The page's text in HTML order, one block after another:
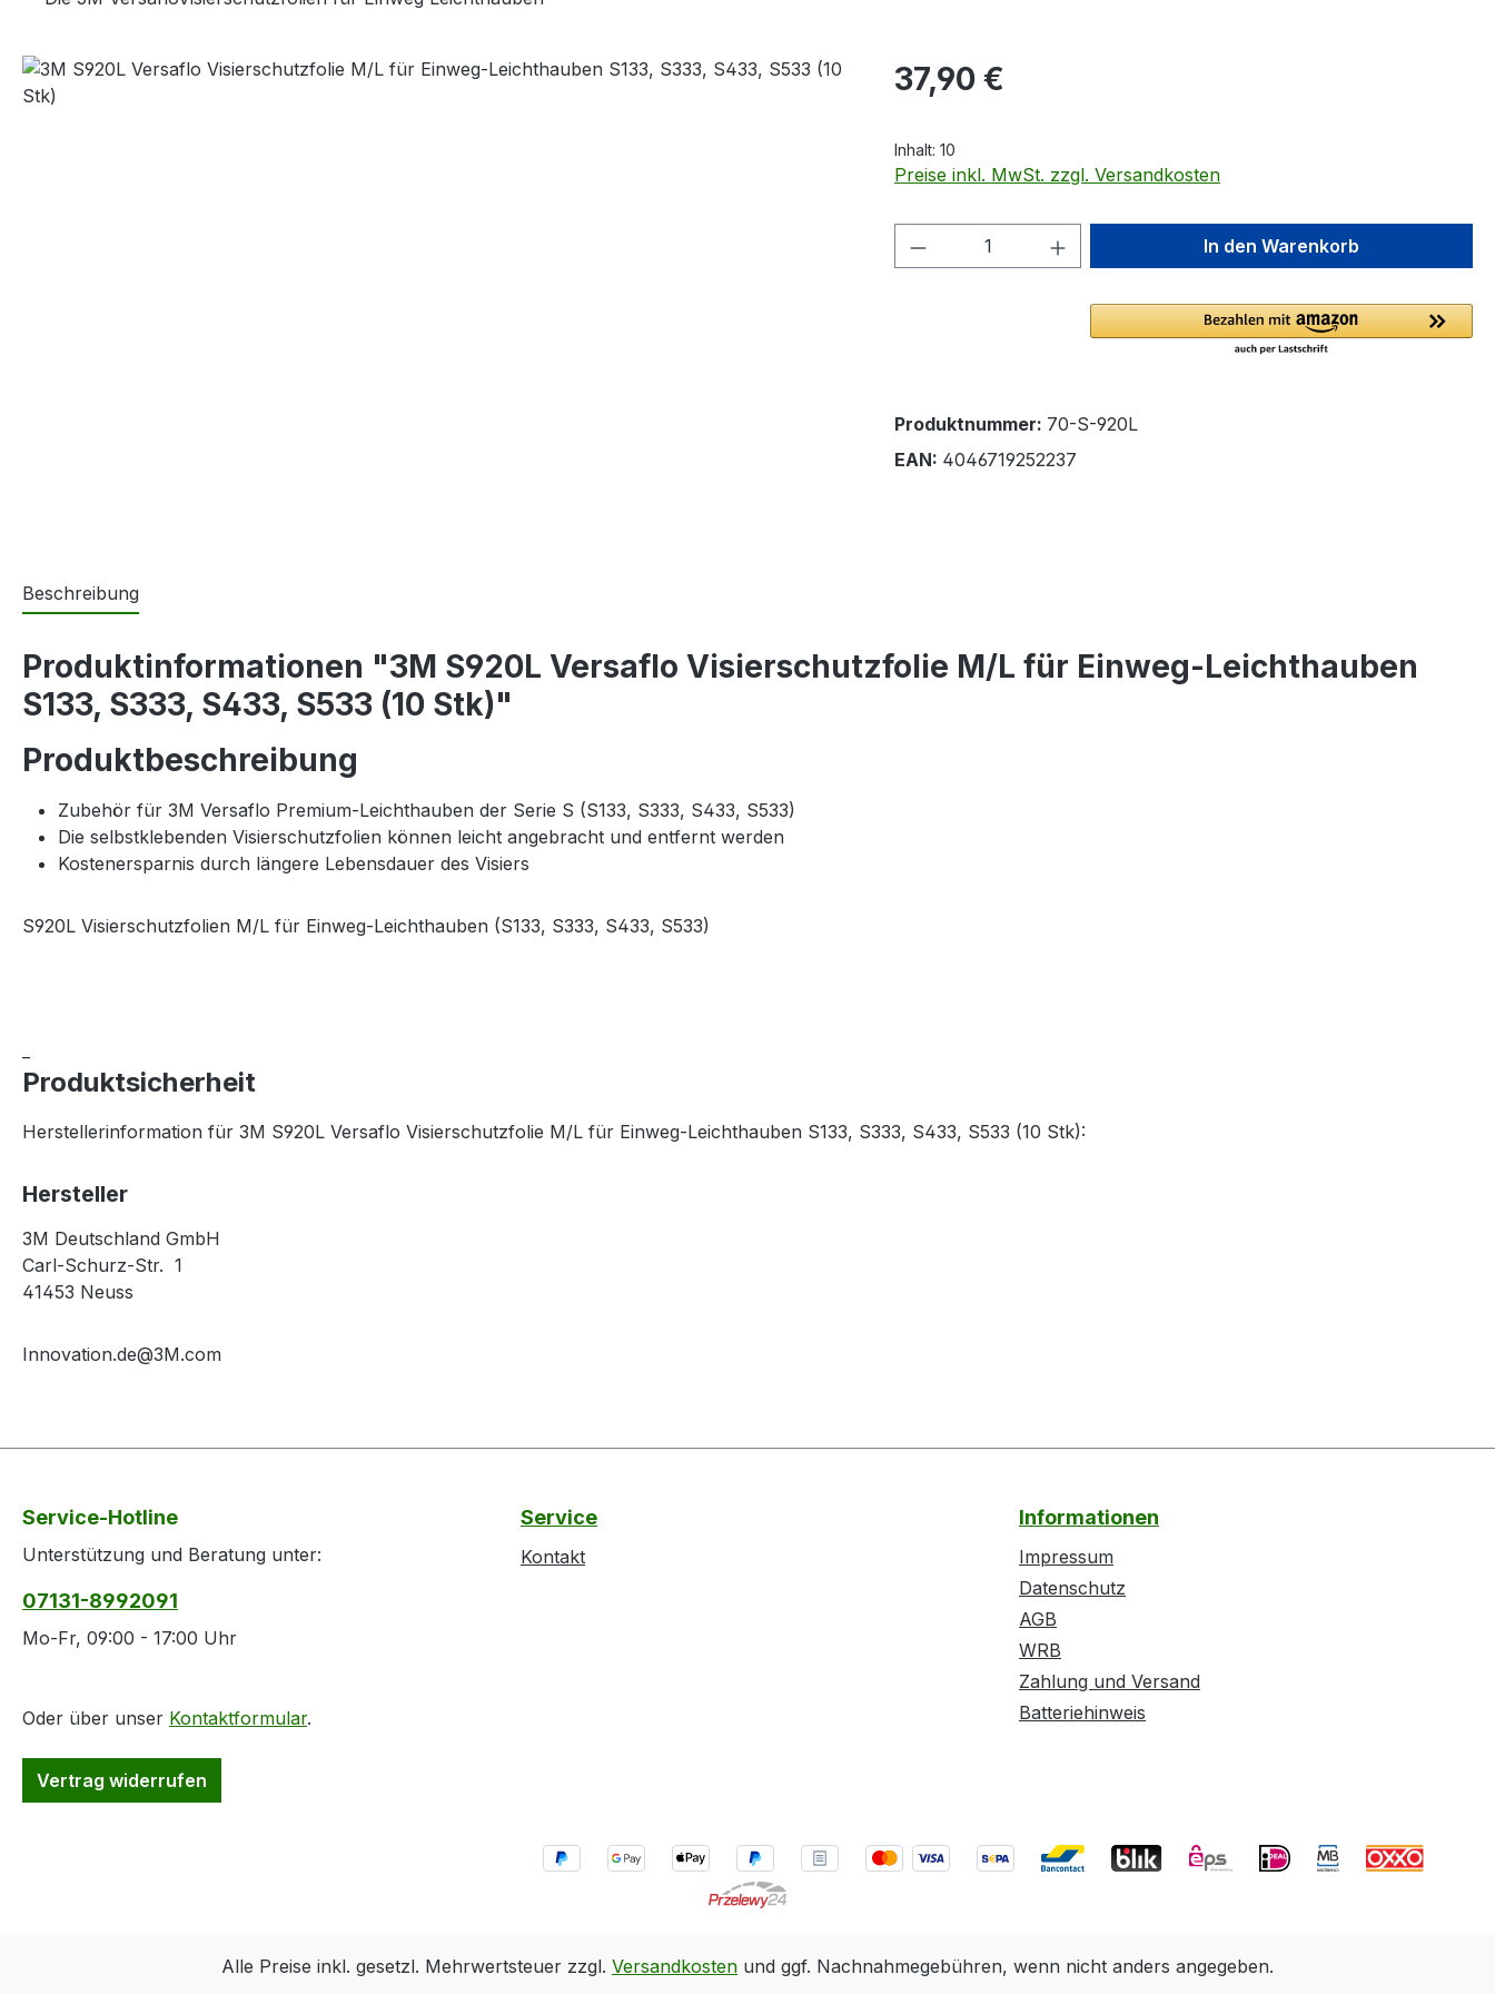
Bildergalerie überspringen Regulärer Preis:
37,90 €
Inhalt: 10
Preise inkl. MwSt. zzgl. Versandkosten
Produkt Anzahl: Gib den gewünschten Wert
In den Warenkorb
Produktnummer: 70-S-920L
EAN: 4046719252237
Beschreibung
Produktinformationen "3M S920L Versaflo Visierschutzfolie M/L für Einweg-Leichthauben
S133, S333, S433, S533 (10 Stk)"
Produktbeschreibung
Zubehör für 3M Versaflo Premium-Leichthauben der Serie S (S133, S333, S433, S533)
Die selbstklebenden Visierschutzfolien können leicht angebracht und entfernt werden
Kostenersparnis durch längere Lebensdauer des Visiers
S920L Visierschutzfolien M/L für Einweg-Leichthauben (S133, S333, S433, S533)
Produktsicherheit
Herstellerinformation für 3M S920L Versaflo Visierschutzfolie M/L für Einweg-Leichthauben S133, S333, S433, S533 (10 Stk):
Hersteller
3M Deutschland GmbH
Carl-Schurz-Str. 1
41453 Neuss
Innovation.de@3M.com
Service-Hotline
Unterstützung und Beratung unter:
07131-8992091
Mo-Fr, 09:00 - 17:00 Uhr
Oder über unser Kontaktformular.
Vertrag widerrufen
Service
Kontakt
Informationen
Impressum
Datenschutz
AGB
WRB
Zahlung und Versand
Batteriehinweis
Alle Preise inkl. gesetzl. Mehrwertsteuer zzgl. Versandkosten und ggf. Nachnahmegebühren, wenn nicht anders angegeben.